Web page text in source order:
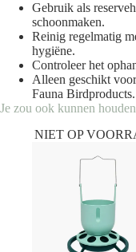
Gebruik als
schoonmaken.
Reinig regelmatig
hygiëne.
Controleer het
Alleen geschikt
Fauna Birdproducts.
Je zou ook kunnen
NIET OP